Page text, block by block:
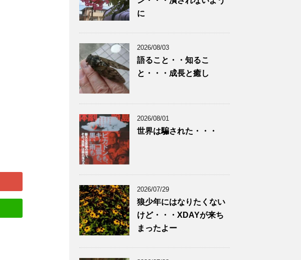
に
2026/08/03
語ること・・知るこ
と・・・成長と癒し
2026/08/01
世界は騙された・・・
2026/07/29
狼少年にはなりたくない
けど・・・XDAYが来ち
まったよー